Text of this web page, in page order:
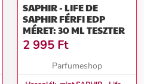
SAPHIR - LIFE DE
SAPHIR FÉRFI EDP
MÉRET: 30 ML TESZTER
2 995 Ft
Parfumeshop